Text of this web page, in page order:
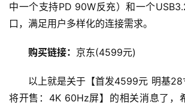
中一个支持PD 90W反充）和一个
口，满足用户多样化的连接需求。
购买链接： 京东(4599元)
以上就是关于【首发4599元 明基28
将开售：4K 60Hz屏】的相关消息了，